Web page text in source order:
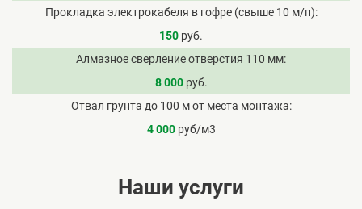
Прокладка электрокабеля в гофре (свыше 10 м/п)
150 руб.
Алмазное сверление отверстия 110 мм
8 000руб.
Отвал грунта до 100 м от места монтажа
4 000руб/м3
Наши услуги